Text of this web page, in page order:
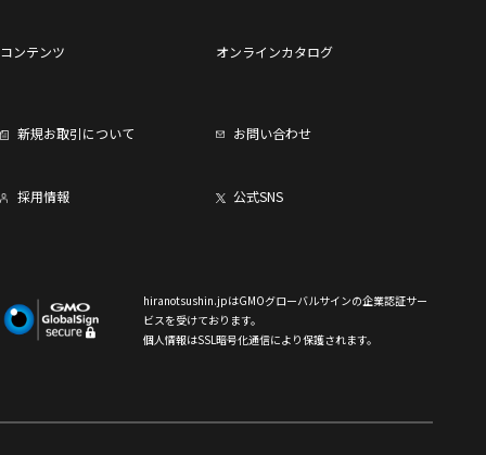
コンテンツ オンラインカタログ
新規お取引について お問い合わせ
採用情報 公式SNS
hiranotsushin.jpはGMOグローバルサインの企業認証サー
ビスを受けております。
個人情報はSSL暗号化通信により保護されます。